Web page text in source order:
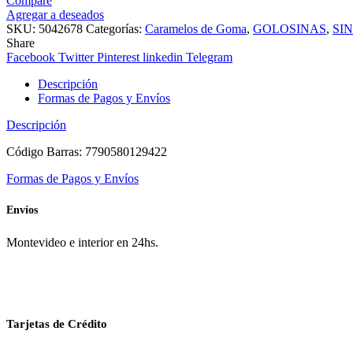
Agregar a deseados
SKU: 5042678 Categorías: Caramelos de Goma, GOLOSINAS,
Share
Facebook Twitter Pinterest linkedin Telegram
Descripción
Formas de Pagos y Envíos
Descripción
Código Barras: 7790580129422
Formas de Pagos y Envíos
Envíos
Montevideo e interior en 24hs.
Tarjetas de Crédito